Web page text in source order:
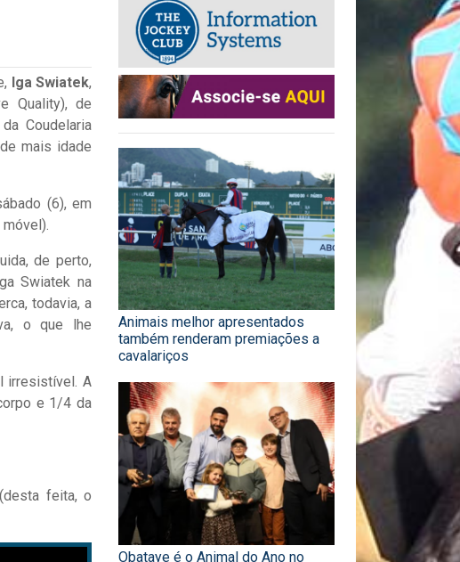
Iga Swiatek,
Quality), de
Coudelaria
mais idade
(6), em
de perto,
Swiatek na
todavia, a
o que lhe
irresistível. A
e 1/4 da
feita, o
Animais melhor apresentados
também renderam premiações a
cavalariços
Obataye é o Animal do Ano no